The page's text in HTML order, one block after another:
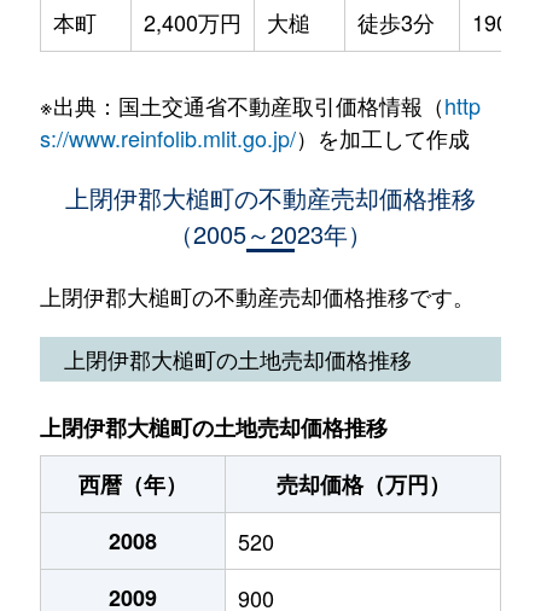
本町
2,400万円 大槌 徒歩3分 190m²
※出典：国土交通省不動産取引価格情報（http
s://www.reinfolib.mlit.go.jp/）を加工して作成
上閉伊郡大槌町の不動産売却価格推移
（2005～2023年）
上閉伊郡大槌町の不動産売却価格推移です。
上閉伊郡大槌町の土地売却価格推移
上閉伊郡大槌町の土地売却価格推移
西暦（年）
売却価格（万円）
2008
520
2009
900